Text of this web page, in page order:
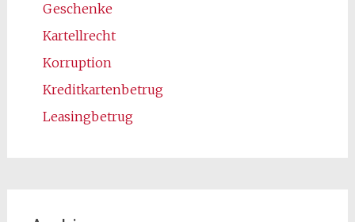
Geschenke
Kartellrecht
Korruption
Kreditkartenbetrug
Leasingbetrug